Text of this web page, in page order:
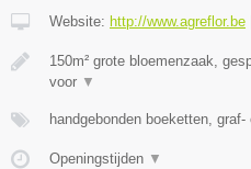
Website: http://www.agreflor.be
150m² grote bloemenzaak,
voor ▼
handgebonden boeketten,
Openingstijden ▼